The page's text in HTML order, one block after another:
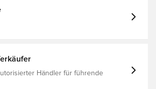
Händler für führende